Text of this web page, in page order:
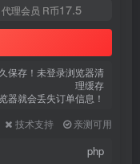
代理会员 R币17.5
保存！未登录浏览器清
理缓存
器就会丢失订单信息！
技术支持 亲测可用
php